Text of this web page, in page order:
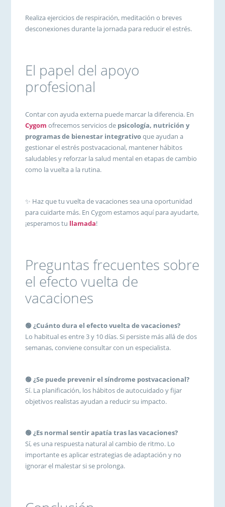
Realiza ejercicios de respiración, meditación o breves
desconexiones durante la jornada para reducir el estrés.
El papel del apoyo
profesional
Contar con ayuda externa puede marcar la diferencia. En
Cygom ofrecemos servicios de psicología, nutrición y
programas de bienestar integrativoque ayudan a
gestionar el estrés postvacacional, mantener hábitos
saludables y reforzar la salud mental en etapas de cambio
como la vuelta a la rutina.
✨ Haz que tu vuelta de vacaciones sea una oportunidad
para cuidarte más. En Cygom estamos aquí para ayudarte,
¡esperamos tu llamada!
Preguntas frecuentes sobre
el efecto vuelta de
vacaciones
🟢 ¿Cuánto dura el efecto vuelta de vacaciones?
Lo habitual es entre 3 y 10 días. Si persiste más allá de dos
semanas, conviene consultar con un especialista.
🟢 ¿Se puede prevenir el síndrome postvacacional?
Sí. La planificación, los hábitos de autocuidado y fijar
objetivos realistas ayudan a reducir su impacto.
🟢 ¿Es normal sentir apatía tras las vacaciones?
Sí, es una respuesta natural al cambio de ritmo. Lo
importante es aplicar estrategias de adaptación y no
ignorar el malestar si se prolonga.